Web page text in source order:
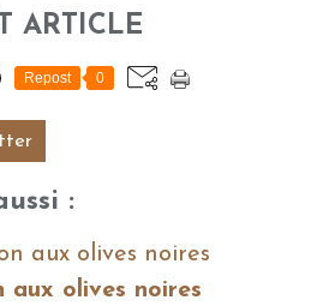
ARTICLE
Repost 0
:
aux olives noires